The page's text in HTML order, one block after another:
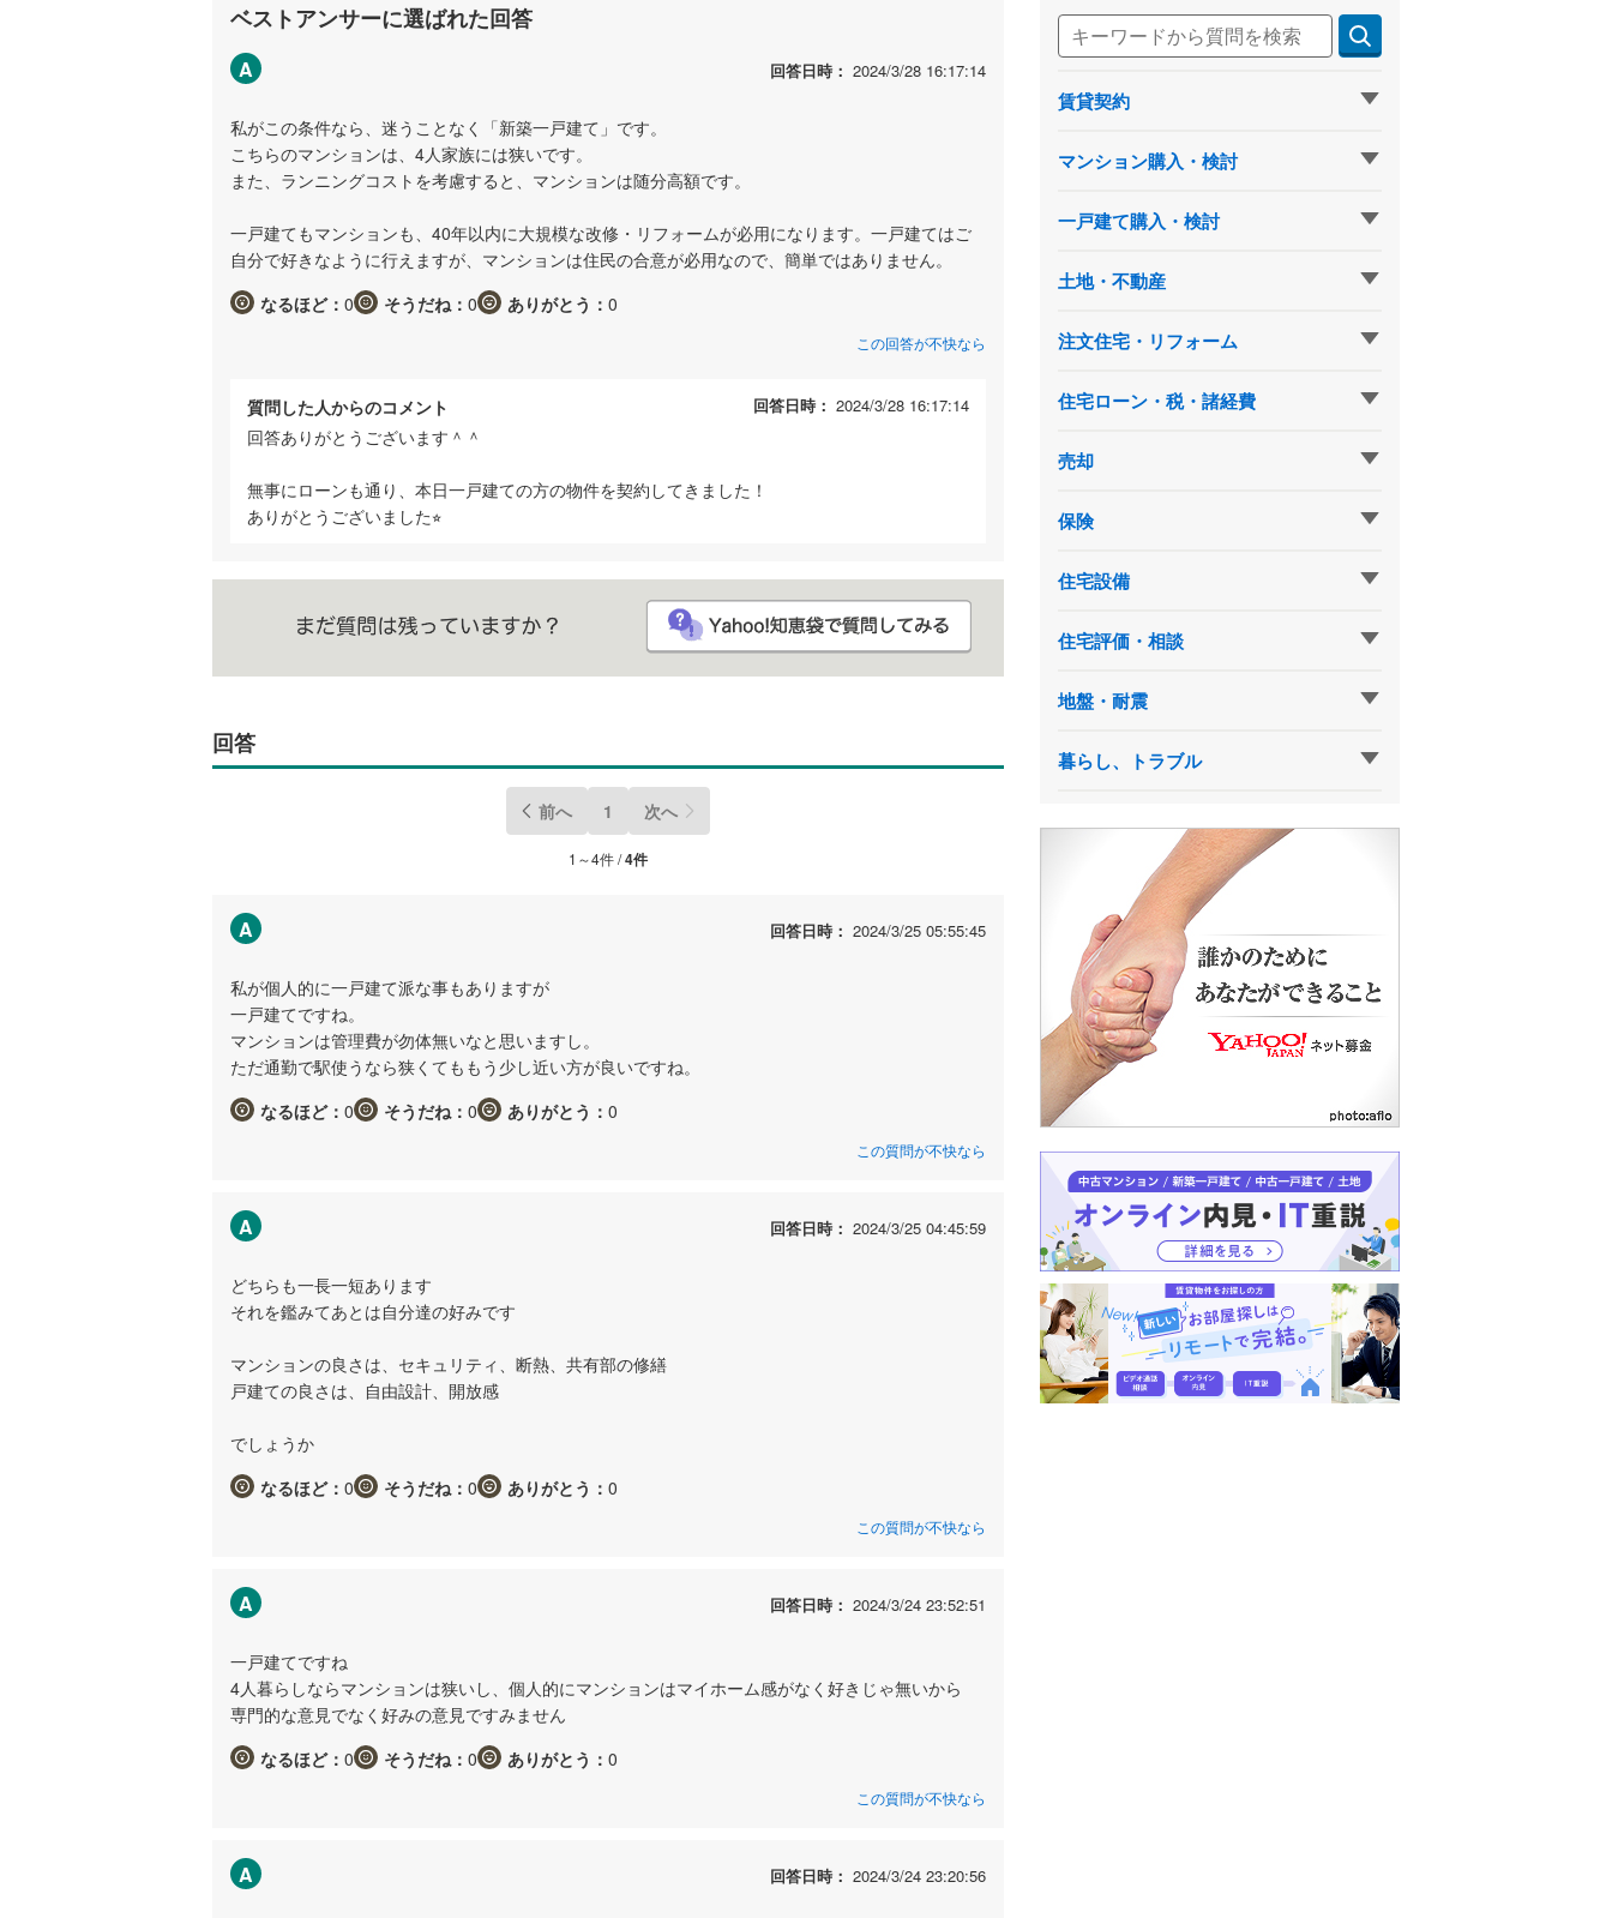
ベストアンサーに選ばれた回答
A 回答日時： 2024/3/28 16:17:14
私がこの条件なら、迷うことなく「新築一戸建て」です。
こちらのマンションは、4人家族には狭いです。
また、ランニングコストを考慮すると、マンションは随分高額です。
一戸建てもマンションも、40年以内に大規模な改修・リフォームが必用になります。一戸建てはご
自分で好きなように行えますが、マンションは住民の合意が必用なので、簡単ではありません。
なるほど： 0 そうだね： 0 ありがとう： 0
この回答が不快なら
質問した人からのコメント 回答日時： 2024/3/28 16:17:14
回答ありがとうございます＾＾
無事にローンも通り、本日一戸建ての方の物件を契約してきました！
ありがとうございました⭐︎
回答
前へ 1 次へ
1～4件 /4件
A 回答日時： 2024/3/25 05:55:45
私が個人的に一戸建て派な事もありますが
一戸建てですね。
マンションは管理費が勿体無いなと思いますし。
ただ通勤で駅使うなら狭くてももう少し近い方が良いですね。
なるほど： 0 そうだね： 0 ありがとう： 0
この質問が不快なら
A 回答日時： 2024/3/25 04:45:59
どちらも一長一短あります
それを鑑みてあとは自分達の好みです
マンションの良さは、セキュリティ、断熱、共有部の修繕
戸建ての良さは、自由設計、開放感
でしょうか
なるほど： 0 そうだね： 0 ありがとう： 0
この質問が不快なら
A 回答日時： 2024/3/24 23:52:51
一戸建てですね
4人暮らしならマンションは狭いし、個人的にマンションはマイホーム感がなく好きじゃ無いから
専門的な意見でなく好みの意見ですみません
なるほど： 0 そうだね： 0 ありがとう： 0
この質問が不快なら
A 回答日時： 2024/3/24 23:20:56
賃貸契約
マンション購入・検討
一戸建て購入・検討
土地・不動産
注文住宅・リフォーム
住宅ローン・税・諸経費
売却
保険
住宅設備
住宅評価・相談
地盤・耐震
暮らし、トラブル